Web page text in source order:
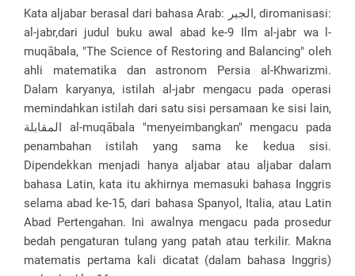
Kata aljabar berasal dari bahasa Arab: الجبر‎, diromanisasi:
al-jabr,dari judul buku awal abad ke-9 Ilm al-jabr wa l-
muqābala, "The Science of Restoring and Balancing" oleh
ahli matematika dan astronom Persia al-Khwarizmi.
Dalam karyanya, istilah al-jabr mengacu pada operasi
memindahkan istilah dari satu sisi persamaan ke sisi lain,
المقابلة al-muqābala "menyeimbangkan" mengacu pada
penambahan istilah yang sama ke kedua sisi.
Dipendekkan menjadi hanya aljabar atau aljabar dalam
bahasa Latin, kata itu akhirnya memasuki bahasa Inggris
selama abad ke-15, dari bahasa Spanyol, Italia, atau Latin
Abad Pertengahan. Ini awalnya mengacu pada prosedur
bedah pengaturan tulang yang patah atau terkilir. Makna
matematis pertama kali dicatat (dalam bahasa Inggris)